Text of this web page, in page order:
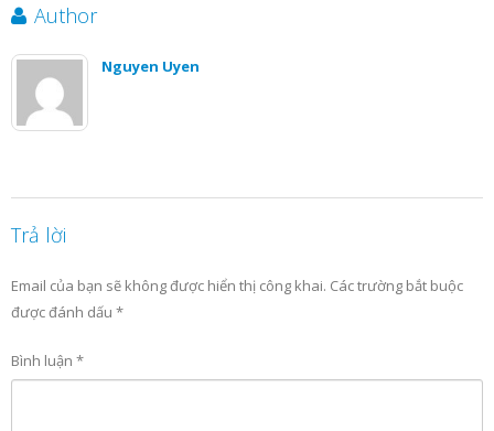
Author
Nguyen Uyen
Trả lời
Email của bạn sẽ không được hiển thị công khai. Các trường bắt buộc
được đánh dấu *
Bình luận *